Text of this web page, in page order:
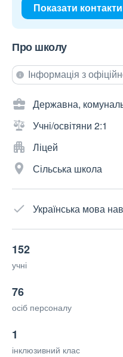
Показати контакти
Про школу
Інформація з
Державна,
Учні/освітяни 2:1
Ліцей
Сільська школа
Українська мова
152
учні
76
осіб персоналу
1
інклюзивний клас